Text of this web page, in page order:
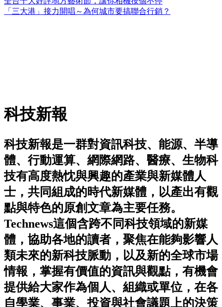
「三大港」接力開唱～為何城市要搞聯合行銷？
科技新報
科技新報是一群對資訊科技、能源、半導
體、行動運算、網際網路、醫療、生物科
技有高度熱忱與興趣的產業與新媒體人
士，共同組成的時代新媒體，以產出有觀
點與特色的原創文章為主要任務。
Technews這個含跨不同科技領域的新媒
體，協助各地的讀者，聚焦在能夠影響人
類未來的新科技脈動，以及新的全球市場
情報，掌握有價值的資訊與觀點，有機會
提供給大家作為個人、組織或單位，在各
自學業、事業、投資與社會議題上的決策